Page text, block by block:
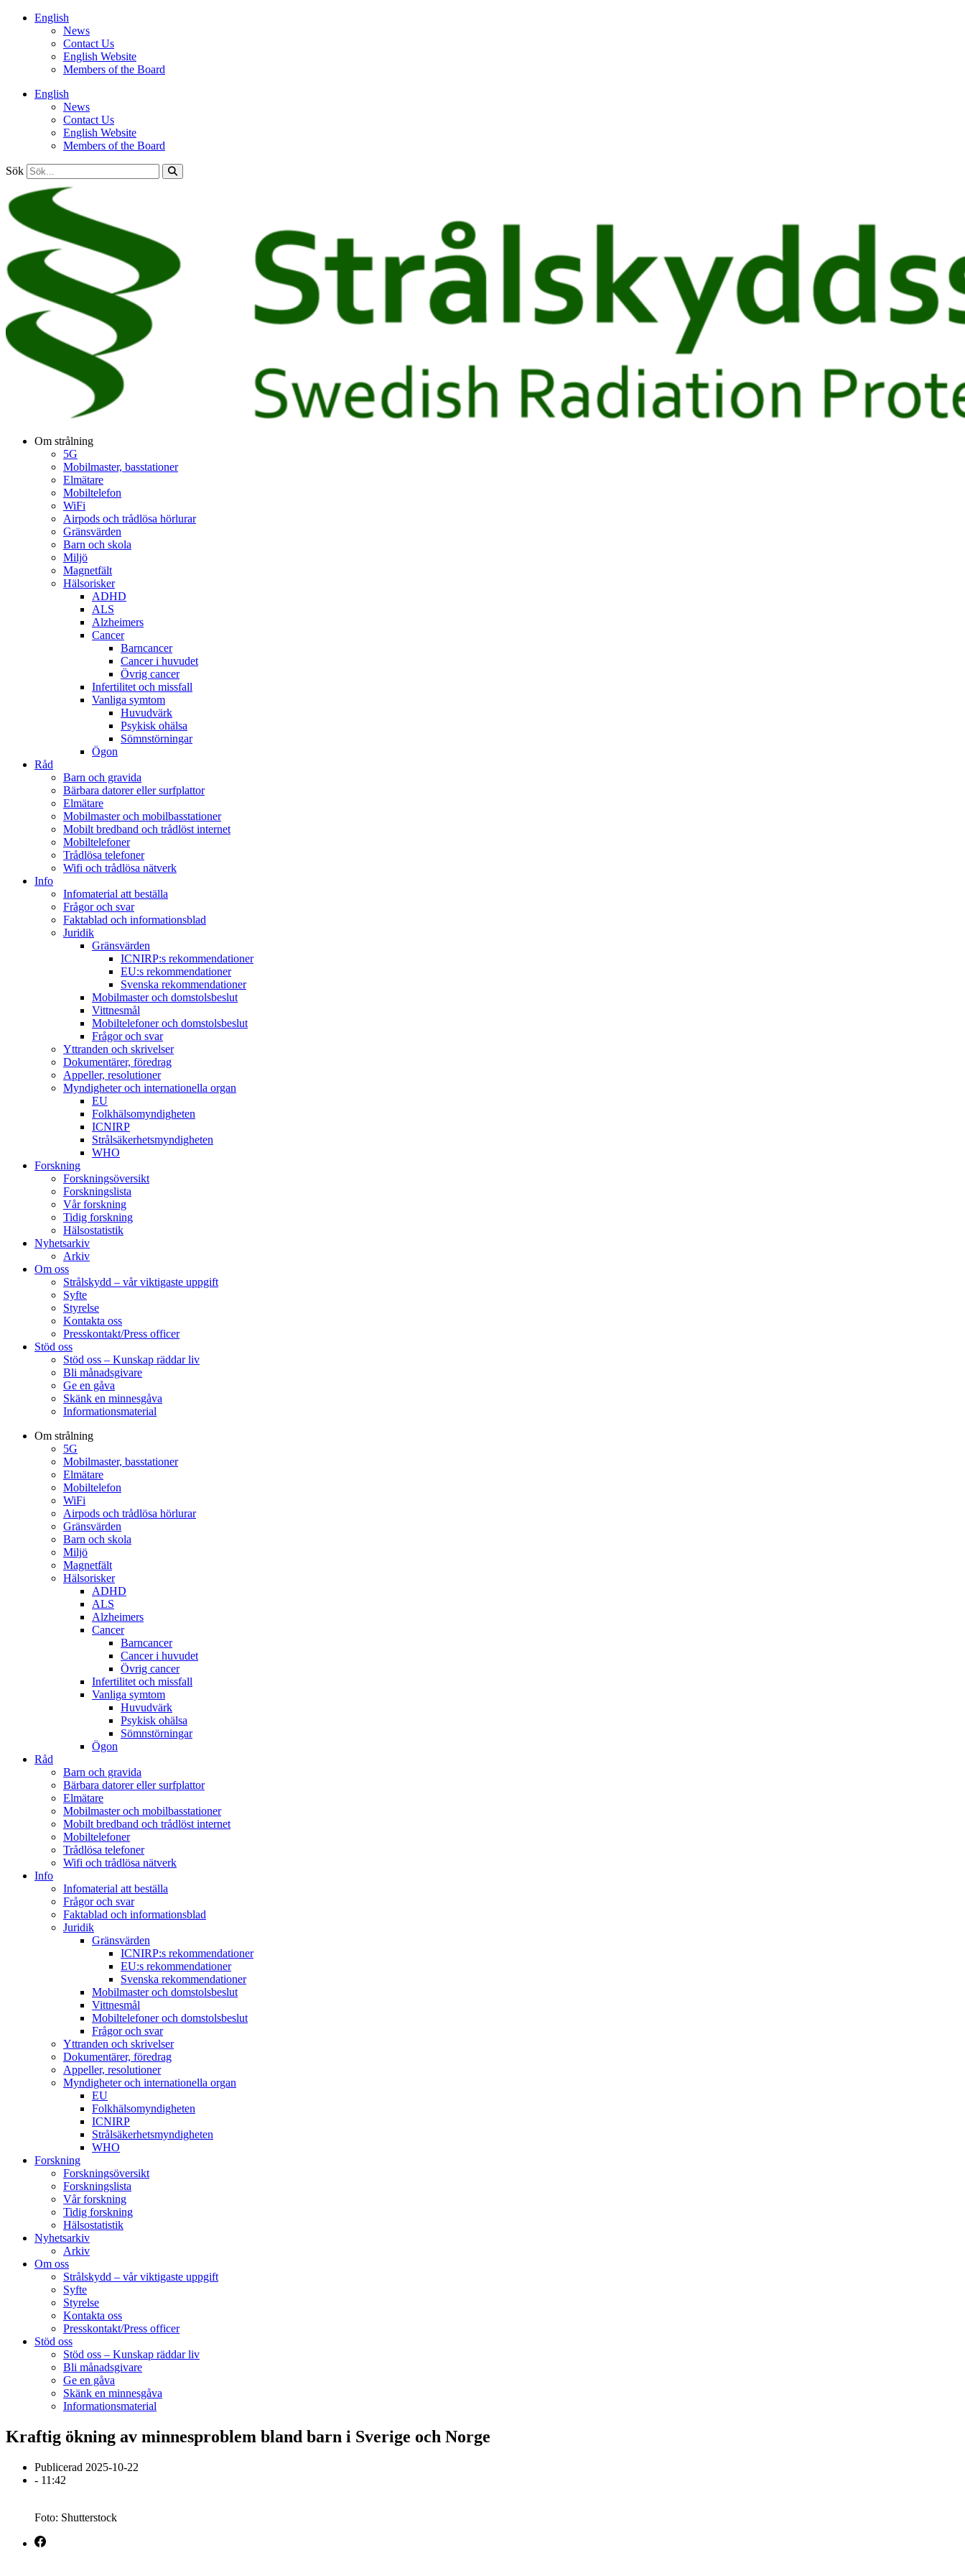
HoppaEnglish
News
Contact Us
English Website
Members of the Board
English
News
Contact Us
English Website
Members of the Board
Sök
Om strålning
5G
Mobilmaster, basstationer
Elmätare
Mobiltelefon
WiFi
Airpods och trådlösa hörlurar
Gränsvärden
Barn och skola
Miljö
Magnetfält
Hälsorisker
ADHD
ALS
Alzheimers
Cancer
Barncancer
Cancer i huvudet
Övrig cancer
Infertilitet och missfall
Vanliga symtom
Huvudvärk
Psykisk ohälsa
Sömnstörningar
Ögon
Råd
Barn och gravida
Bärbara datorer eller surfplattor
Elmätare
Mobilmaster och mobilbasstationer
Mobilt bredband och trådlöst internet
Mobiltelefoner
Trådlösa telefoner
Wifi och trådlösa nätverk
Info
Infomaterial att beställa
Frågor och svar
Faktablad och informationsblad
Juridik
Gränsvärden
ICNIRP:s rekommendationer
EU:s rekommendationer
Svenska rekommendationer
Mobilmaster och domstolsbeslut
Vittnesmål
Mobiltelefoner och domstolsbeslut
Frågor och svar
Yttranden och skrivelser
Dokumentärer, föredrag
Appeller, resolutioner
Myndigheter och internationella organ
EU
Folkhälsomyndigheten
ICNIRP
Strålsäkerhetsmyndigheten
WHO
Forskning
Forskningsöversikt
Forskningslista
Vår forskning
Tidig forskning
Hälsostatistik
Nyhetsarkiv
Arkiv
Om oss
Strålskydd – vår viktigaste uppgift
Syfte
Styrelse
Kontakta oss
Presskontakt/Press officer
Stöd oss
Stöd oss – Kunskap räddar liv
Bli månadsgivare
Ge en gåva
Skänk en minnesgåva
Informationsmaterial
Om strålning
5G
Mobilmaster, basstationer
Elmätare
Mobiltelefon
WiFi
Airpods och trådlösa hörlurar
Gränsvärden
Barn och skola
Miljö
Magnetfält
Hälsorisker
ADHD
ALS
Alzheimers
Cancer
Barncancer
Cancer i huvudet
Övrig cancer
Infertilitet och missfall
Vanliga symtom
Huvudvärk
Psykisk ohälsa
Sömnstörningar
Ögon
Råd
Barn och gravida
Bärbara datorer eller surfplattor
Elmätare
Mobilmaster och mobilbasstationer
Mobilt bredband och trådlöst internet
Mobiltelefoner
Trådlösa telefoner
Wifi och trådlösa nätverk
Info
Infomaterial att beställa
Frågor och svar
Faktablad och informationsblad
Juridik
Gränsvärden
ICNIRP:s rekommendationer
EU:s rekommendationer
Svenska rekommendationer
Mobilmaster och domstolsbeslut
Vittnesmål
Mobiltelefoner och domstolsbeslut
Frågor och svar
Yttranden och skrivelser
Dokumentärer, föredrag
Appeller, resolutioner
Myndigheter och internationella organ
EU
Folkhälsomyndigheten
ICNIRP
Strålsäkerhetsmyndigheten
WHO
Forskning
Forskningsöversikt
Forskningslista
Vår forskning
Tidig forskning
Hälsostatistik
Nyhetsarkiv
Arkiv
Om oss
Strålskydd – vår viktigaste uppgift
Syfte
Styrelse
Kontakta oss
Presskontakt/Press officer
Stöd oss
Stöd oss – Kunskap räddar liv
Bli månadsgivare
Ge en gåva
Skänk en minnesgåva
Informationsmaterial
Kraftig ökning av minnesproblem bland barn i Sverige och Norge
Publicerad 2025-10-22
- 11:42
Foto: Shutterstock